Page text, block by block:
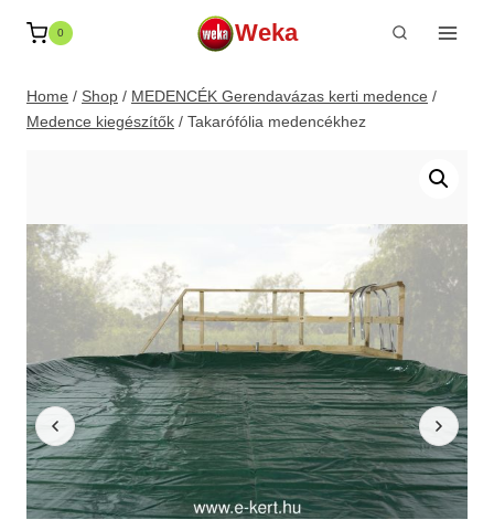
0 Weka
Home / Shop / MEDENCÉK Gerendavázas kerti medence /
Medence kiegészítők / Takarófólia medencékhez